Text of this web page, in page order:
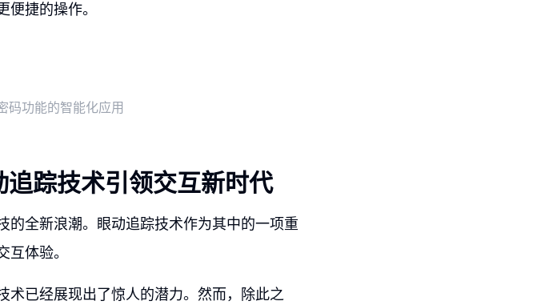
捷的操作。
码功能的智能化应用
踪技术引领交互新时代
的全新浪潮。眼动追踪技术作为其中的一项重
体验。
术已经展现出了惊人的潜力。然而，除此之